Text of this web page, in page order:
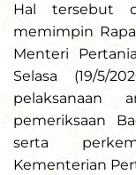
Hal tersebut
memimpin
Menteri
Selasa (19/5/
pelaksanaan
pemeriksaan
serta
Kementerian